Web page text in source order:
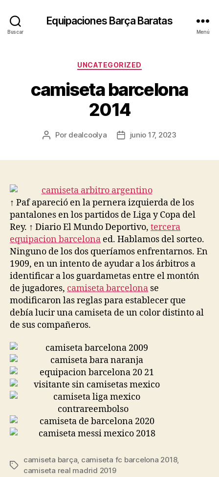
Buscar
Equipaciones Barça Baratas
Menú
Categorías
UNCATEGORIZED
camiseta barcelona
2014
Autor
Por dealcoolya
Fechajunio 17, 2023
↑ Paf apareció en la pernera izquierda de los
pantalones en los partidos de Liga y Copa del
Rey. ↑ Diario El Mundo Deportivo, tercera
equipacion barcelona ed. Hablamos del sorteo.
Ninguno de los dos queríamos enfrentarnos. En
1909, en un intento de ayudar a los árbitros a
identificar a los guardametas entre el montón
de jugadores, camiseta barcelona se
modificaron las reglas para establecer que
debía lucir una camiseta de un color distinto al
de sus compañeros.
Etiquetas
camiseta barça, camiseta fc barcelona 2018,
camiseta real madrid 2019